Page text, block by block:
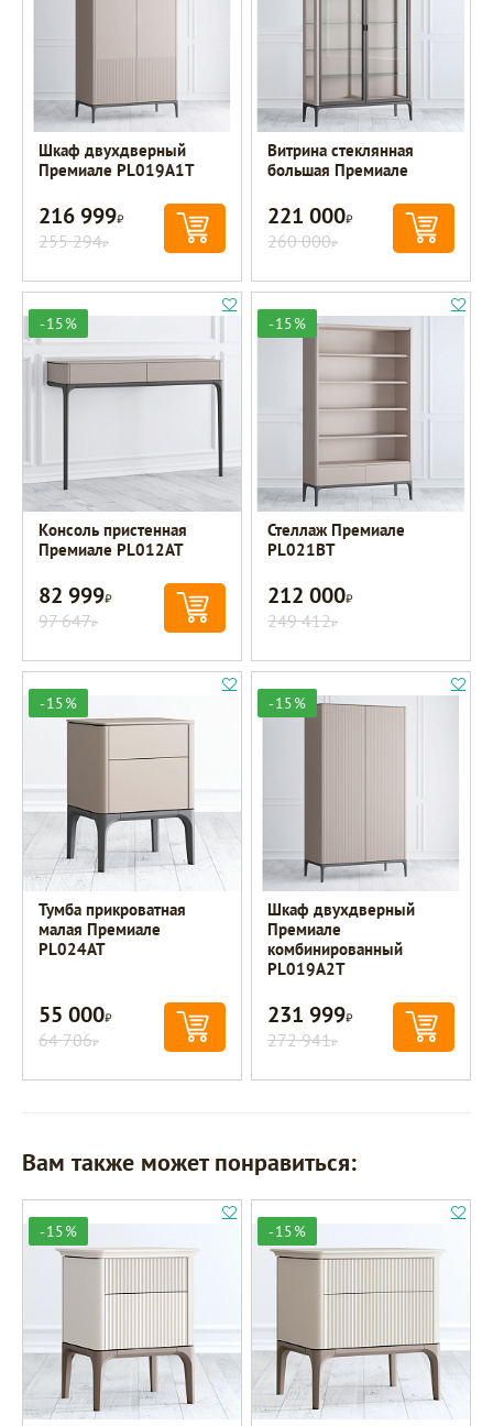
Шкаф двухдверный
Премиале PL019A1T
216 999Р
255 294Р
Витрина стеклянная
большая Премиале
221 000Р
260 000Р
-15%
Консоль пристенная
Премиале PL012AT
82 999Р
97 647Р
-15%
Стеллаж Премиале
PL021BT
212 000Р
249 412Р
-15%
Тумба прикроватная
малая Премиале
PL024AT
55 000Р
64 706Р
-15%
Шкаф двухдверный
Премиале
комбинированный
PL019A2T
231 999Р
272 941Р
Вам также может понравиться:
-15% -15%